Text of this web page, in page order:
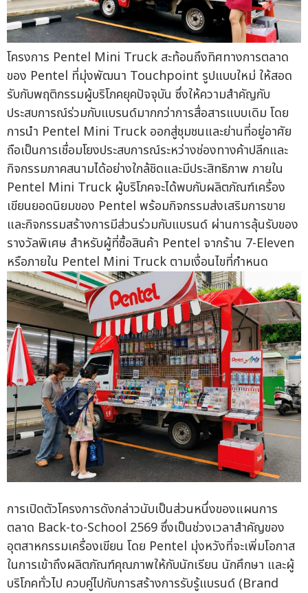
โครงการ Pentel Mini Truck สะท้อนถึงทิศทางการตลาด
ของ Pentel ที่มุ่งพัฒนา Touchpoint รูปแบบใหม่ ให้สอด
รับกับพฤติกรรมผู้บริโภคยุคปัจจุบัน ซึ่งให้ความสำคัญกับ
ประสบการณ์ร่วมกับแบรนด์มากกว่าการสื่อสารแบบเดิม โดย
การนำ Pentel Mini Truck ออกสู่ชุมชนและย่านที่อยู่อาศัย
ถือเป็นการเชื่อมโยงประสบการณ์ระหว่างช่องทางค้าปลีกและ
กิจกรรมภาคสนามได้อย่างใกล้ชิดและมีประสิทธิภาพ ภายใน
Pentel Mini Truck ผู้บริโภคจะได้พบกับผลิตภัณฑ์เครื่อง
เขียนยอดนิยมของ Pentel พร้อมกิจกรรมส่งเสริมการขาย
และกิจกรรมสร้างการมีส่วนร่วมกับแบรนด์ ผ่านการลุ้นรับของ
รางวัลพิเศษ สำหรับผู้ที่ซื้อสินค้า Pentel จากร้าน 7-Eleven
หรือภายใน Pentel Mini Truck ตามเงื่อนไขที่กำหนด
การเปิดตัวโครงการดังกล่าวนับเป็นส่วนหนึ่งของแผนการ
ตลาด Back-to-School 2569 ซึ่งเป็นช่วงเวลาสำคัญของ
อุตสาหกรรมเครื่องเขียน โดย Pentel มุ่งหวังที่จะเพิ่มโอกาส
ในการเข้าถึงผลิตภัณฑ์คุณภาพให้กับนักเรียน นักศึกษา และผู้
บริโภคทั่วไป ควบคู่ไปกับการสร้างการรับรู้แบรนด์ (Brand